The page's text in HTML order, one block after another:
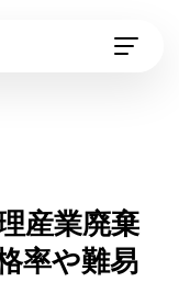
者
出事業者
産業廃棄
率や難易